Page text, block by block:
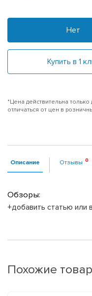
Нет
Купить в 1
*Цена действительна
отличаться от цен в
Описание Отзывы
Обзоры:
+добавить статью или
Похожие